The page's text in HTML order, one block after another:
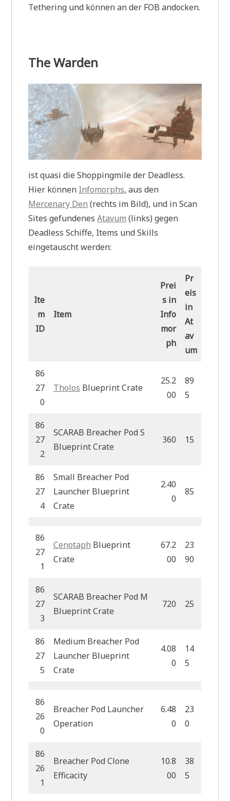
Tethering und können an der FOB andocken.
The Warden
ist quasi die Shoppingmile der Deadless.
Hier können Infomorphs, aus den
Mercenary Den (rechts im Bild), und in Scan
Sites gefundenesAtavum (links) gegen
Deadless Schiffe, Items und Skills
eingetauscht werden:
Ite
m
ID
Item
Prei
s in
Info
mor
ph
Pr
eis
in
At
av
um
86
27
0
Tholos Blueprint Crate
25.2
00
89
5
86
27
2
SCARAB Breacher Pod S
Blueprint Crate
360 15
86
27
4
Small Breacher Pod
Launcher Blueprint
Crate
2.40
0
85
86
27
1
Cenotaph Blueprint
Crate
67.2
00
23
90
86
27
3
SCARAB Breacher Pod M
Blueprint Crate
720 25
86
27
5
Medium Breacher Pod
Launcher Blueprint
Crate
4.08
0
14
5
86
26
0
Breacher Pod Launcher
Operation
6.48
0
23
0
86
26
1
Breacher Pod Clone
Efficacity
10.8
00
38
5